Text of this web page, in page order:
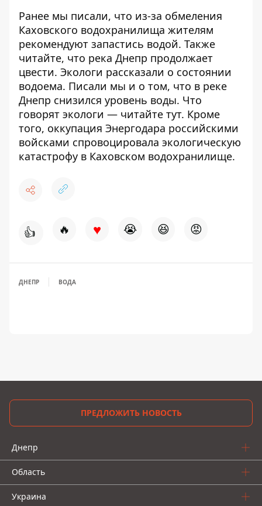
Ранее мы писали, что из-за обмеления
Каховского водохранилища жителям
рекомендуют запастись водой. Также
читайте, что река Днепр продолжает
цвести. Экологи рассказали о состоянии
водоема. Писали мы и о том, что в реке
Днепр снизился уровень воды. Что
говорят экологи — читайте тут. Кроме
того, оккупация Энергодара российскими
войсками спровоцировала экологическую
катастрофу в Каховском водохранилище.
👍 🔥 ♥ 😭 😆 😡
ДНЕПР ВОДА
ПРЕДЛОЖИТЬ НОВОСТЬ
Днепр
Область
Украина